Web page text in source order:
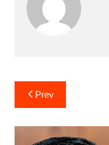
Navigasi
pos
Prev